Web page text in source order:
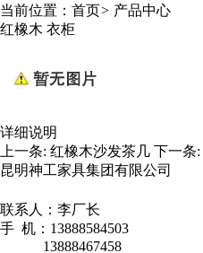
当前位置： 首页> 产品中心
红橡木 衣柜
详细说明
上一条: 红橡木沙发茶几 下一条:
昆明神工家具集团有限公司
联系人：李厂长
手 机：13888584503
13888467458